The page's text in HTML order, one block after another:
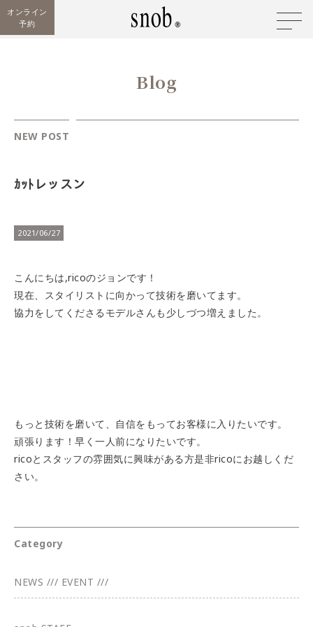
オンライン
予約
Blog
NEW POST
ｶｯﾄレッスン
2021/06/27
こんにちは,ricoのジョンです！
現在、スタイリストに向かって技術を磨いてます。
協力をしてくださるモデルさんも少しづつ増えました。
もっと技術を磨いて、自信をもってお客様に入りたいです。
頑張ります！早く一人前になりたいです。
ricoとスタッフの雰囲気に興味がある方是非ricoにお越しくだ
さい。
Category
NEWS /// EVENT ///